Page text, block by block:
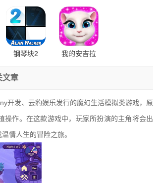
钢琴块2 我的安吉拉
文章
开发、云豹娱乐发行的魔幻生活模拟类游戏，原
作。在这款游戏中，玩家所扮演的主角将会出
情人生的冒险之旅。